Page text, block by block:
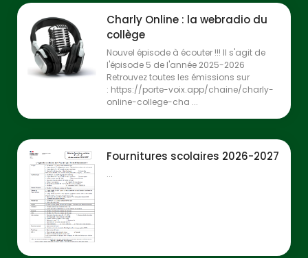
Charly Online : la webradio du
collège
Nouvel épisode à écouter !!! Il s'agit de
l'épisode 5 de l'année 2025-2026
Retrouvez toutes les émissions sur
: https://porte-voix.app/chaine/charly-
online-college-cha ...
Fournitures scolaires 2026-2027
...